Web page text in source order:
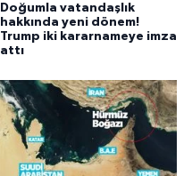
Doğumla vatandaşlık
hakkında yeni dönem!
Trump iki kararnameye imza
attı